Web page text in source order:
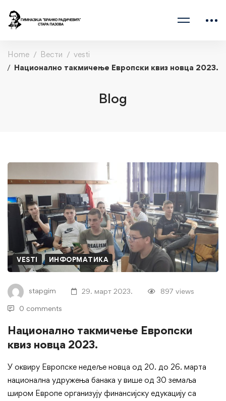
Home Вести
vesti
Национално такмичење Европски квиз новца 2023.
Blog
<strong>Национално
такмичење
Европски
квиз
новца
2023.
</strong>
VESTI ИНФОРМАТИКА
stapgim 29. март 2023. 897 views
0 comments
Национално такмичење Европски
квиз новца 2023.
У оквиру Европске недеље новца од 20. до 26. марта
национална удружења банака у више од 30 земаља
широм Европе организују финансијску едукацију са